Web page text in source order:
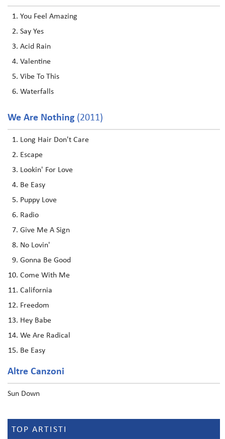
You Feel Amazing
Say Yes
Acid Rain
Valentine
Vibe To This
Waterfalls
We Are Nothing (2011)
Long Hair Don't Care
Escape
Lookin' For Love
Be Easy
Puppy Love
Radio
Give Me A Sign
No Lovin'
Gonna Be Good
Come With Me
California
Freedom
Hey Babe
We Are Radical
Be Easy
Altre Canzoni
Sun Down
TOP ARTISTI